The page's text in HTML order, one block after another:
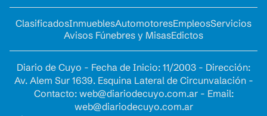
ClasificadosInmueblesAutomotoresEmpleosServicios
Avisos Fúnebres y MisasEdictos
Diario de Cuyo - Fecha de Inicio: 11/2003 - Dirección:
Av. Alem Sur 1639. Esquina Lateral de Circunvalación -
Contacto: web@diariodecuyo.com.ar- Email:
web@diariodecuyo.com.ar